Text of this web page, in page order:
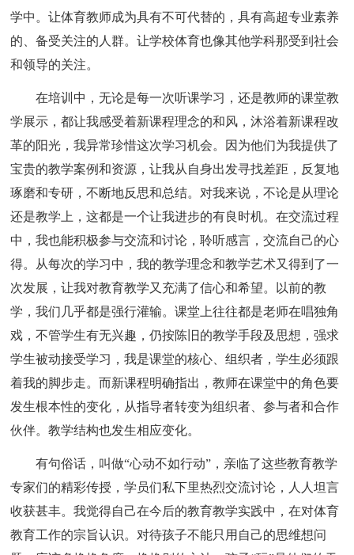
学中。让体育教师成为具有不可代替的，具有高超专业素养
的、备受关注的人群。让学校体育也像其他学科那受到社会
和领导的关注。
在培训中，无论是每一次听课学习，还是教师的课堂教
学展示，都让我感受着新课程理念的和风，沐浴着新课程改
革的阳光，我异常珍惜这次学习机会。因为他们为我提供了
宝贵的教学案例和资源，让我从自身出发寻找差距，反复地
琢磨和专研，不断地反思和总结。对我来说，不论是从理论
还是教学上，这都是一个让我进步的有良时机。在交流过程
中，我也能积极参与交流和讨论，聆听感言，交流自己的心
得。从每次的学习中，我的教学理念和教学艺术又得到了一
次发展，让我对教育教学又充满了信心和希望。以前的教
学，我们几乎都是强行灌输。课堂上往往都是老师在唱独角
戏，不管学生有无兴趣，仍按陈旧的教学手段及思想，强求
学生被动接受学习，我是课堂的核心、组织者，学生必须跟
着我的脚步走。而新课程明确指出，教师在课堂中的角色要
发生根本性的变化，从指导者转变为组织者、参与者和合作
伙伴。教学结构也发生相应变化。
有句俗话，叫做“心动不如行动”，亲临了这些教育教学
专家们的精彩传授，学员们私下里热烈交流讨论，人人坦言
收获甚丰。我觉得自己在今后的教育教学实践中，在对体育
教育工作的宗旨认识。对待孩子不能只用自己的思维想问